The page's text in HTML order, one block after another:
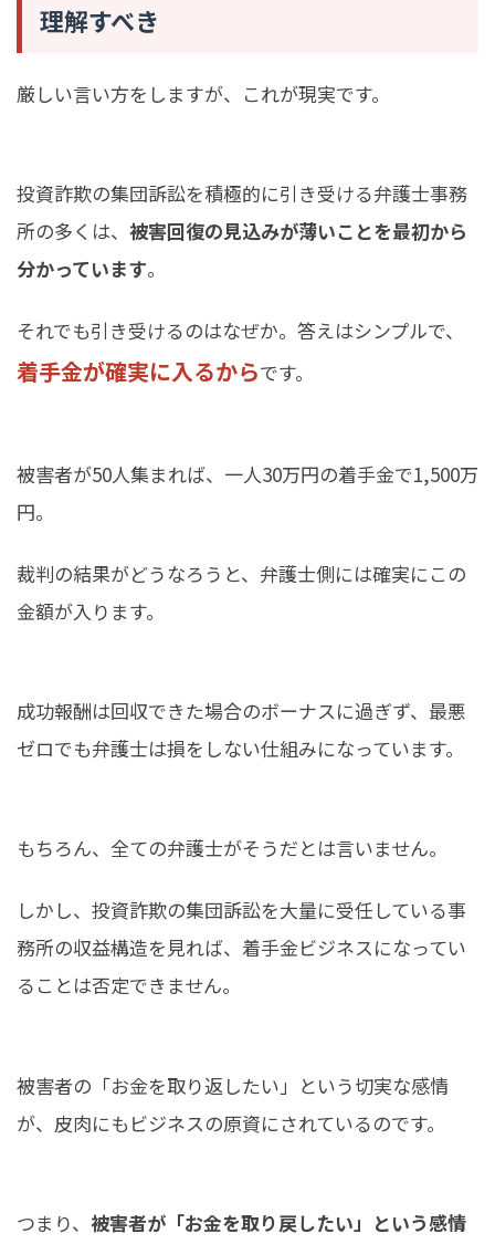
理解すべき
厳しい言い方をしますが、これが現実です。
投資詐欺の集団訴訟を積極的に引き受ける弁護士事務
所の多くは、 被害回復の見込みが薄いことを最初から
分かっています。
それでも引き受けるのはなぜか。答えはシンプルで、
着手金が確実に入るからです。
被害者が50人集まれば、一人30万円の着手金で1,500万
円。
裁判の結果がどうなろうと、弁護士側には確実にこの
金額が入ります。
成功報酬は回収できた場合のボーナスに過ぎず、最悪
ゼロでも弁護士は損をしない仕組みになっています。
もちろん、全ての弁護士がそうだとは言いません。
しかし、投資詐欺の集団訴訟を大量に受任している事
務所の収益構造を見れば、着手金ビジネスになってい
ることは否定できません。
被害者の「お金を取り返したい」という切実な感情
が、皮肉にもビジネスの原資にされているのです。
つまり、 被害者が「お金を取り戻したい」という感情